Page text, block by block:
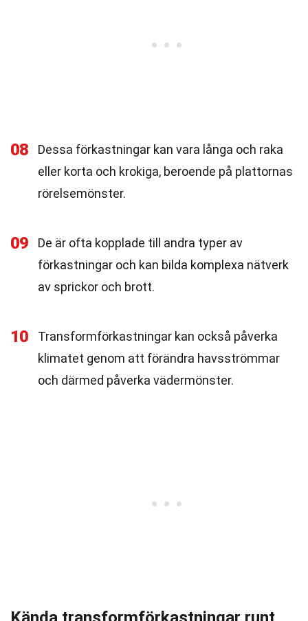
08
Dessa förkastningar kan vara långa och raka
eller korta och krokiga, beroende på plattornas
rörelsemönster.
09
De är ofta kopplade till andra typer av
förkastningar och kan bilda komplexa nätverk
av sprickor och brott.
10
Transformförkastningar kan också påverka
klimatet genom att förändra havsströmmar
och därmed påverka vädermönster.